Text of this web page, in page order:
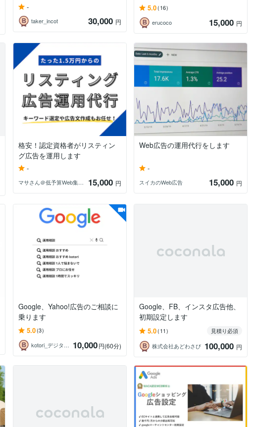
-
taker_incot 30,000 円
5.0(16)
erucoco
15,000 円
格安！認定資格者がリスティン
グ広告を運用します
-
マサさん＠低予算Web集客の専門家 15,000 円
Web広告の運用代行をします
-
スイカのWeb広告 15,000 円
Google、Yahoo!広告のご相談に
乗ります
5.0(3)
kotori_デジタルマーケター
10,000円(60分)
Google、FB、インスタ広告他、
初期設定します
5.0(11)
見積り必須
株式会社あどわさび 100,000 円